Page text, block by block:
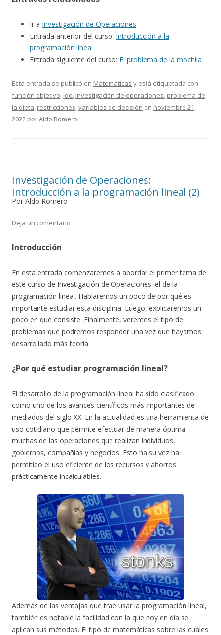
Ir a Investigación de Operaciones
Entrada anterior del curso: Introducción a la
programación lineal
Entrada siguiente del curso: El problema de la mochila
Esta entrada se publicó en Matemáticas y está etiquetada con
función objetivo, ido, investigación de operaciones, problema de
la dieta, restricciones,variables de decisión en noviembre 21,
2022 porAldo Romero.
Investigación de Operaciones:
Introducción a la programación lineal (2)
Por Aldo Romero
Deja un comentario
Introducción
En esta entrada comenzaremos a abordar el primer tema de
este curso de Investigación de Operaciones: el de la
programación lineal. Hablaremos un poco de por qué es
importante estudiar esta disciplina. Luego, explicaremos un
poco en qué consiste. Finalmente, veremos el tipo de
problemas que podremos responder una vez que hayamos
desarrollado más teoría.
¿Por qué estudiar programación lineal?
El desarrollo de la programación lineal ha sido clasificado
como uno de los avances científicos más importantes de
mediados del siglo XX. En la actualidad es una herramienta de
uso cotidiano que permite efectuar de manera óptima
muchas de las operaciones que realizan individuos,
gobiernos, compañías y negocios. Esto ha su vez ha
permitido el uso eficiente de los recursos y ahorros
prácticamente incalculables.
Además de las ventajas que trae usar la programación lineal,
también es notable la facilidad con la que hoy en día se
aplican sus métodos. El tipo de matemáticas sobre las cuales